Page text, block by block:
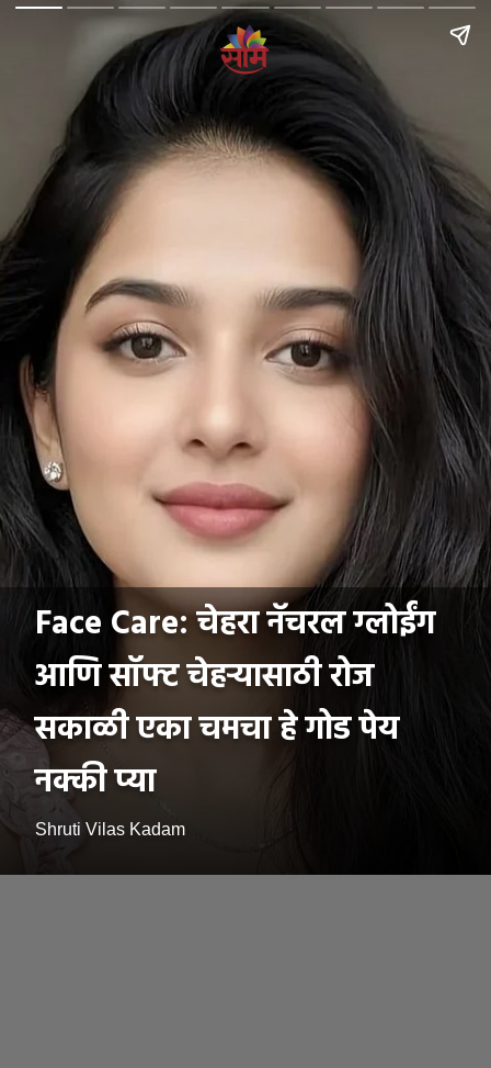
Face Care: चेहरा नॅचरल ग्लोईंग
आणि सॉफ्ट चेहऱ्यासाठी रोज
सकाळी एका चमचा हे गोड पेय
नक्की प्या
Shruti Vilas Kadam